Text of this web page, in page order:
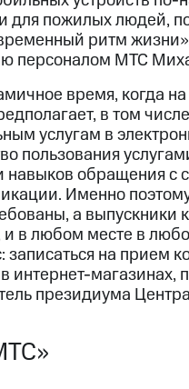
для пожилых людей,
ритм
персоналом МТС
время, когда на
в том
услугам в
пользования
навыков обращения
Именно
а выпускники
и в любом месте в
на прием
интернет-магазинах,
президиума